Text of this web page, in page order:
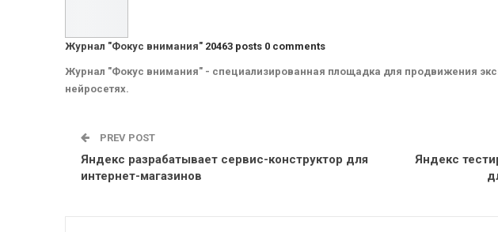
Журнал "Фокус внимания" 20463 posts 0 comments
Журнал "Фокус внимания" - специализированная площадка для продвижения
нейросетях.
PREV POST
Яндекс разрабатывает сервис-конструктор для
интернет-магазинов
Яндекс